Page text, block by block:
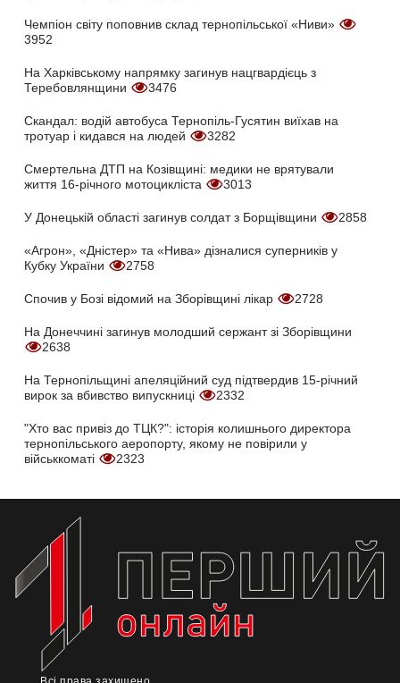
Чемпіон світу поповнив склад тернопільської «Ниви»
3952
На Харківському напрямку загинув нацгвардієць з
Теребовлянщини
3476
Скандал: водій автобуса Тернопіль-Гусятин виїхав на
тротуар і кидався на людей
3282
Смертельна ДТП на Козівщині: медики не врятували
життя 16-річного мотоцикліста
3013
У Донецькій області загинув солдат з Борщівщини 2858
«Агрон», «Дністер» та «Нива» дізналися суперників у
Кубку України
2758
Спочив у Бозі відомий на Зборівщині лікар 2728
На Донеччині загинув молодший сержант зі Зборівщини
2638
На Тернопільщині апеляційний суд підтвердив 15-річний
вирок за вбивство випускниці
2332
"Хто вас привіз до ТЦК?": історія колишнього директора
тернопільського аеропорту, якому не повірили у
військкоматі
2323